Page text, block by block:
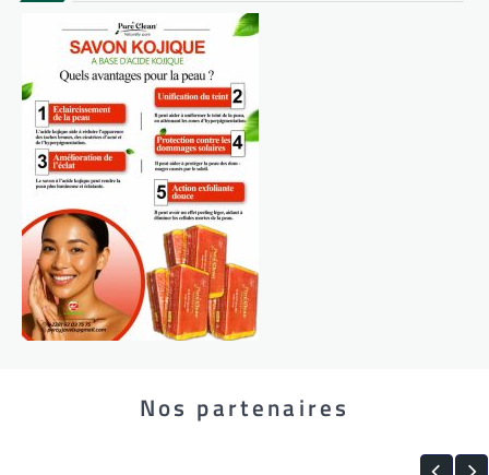
Nos partenaires